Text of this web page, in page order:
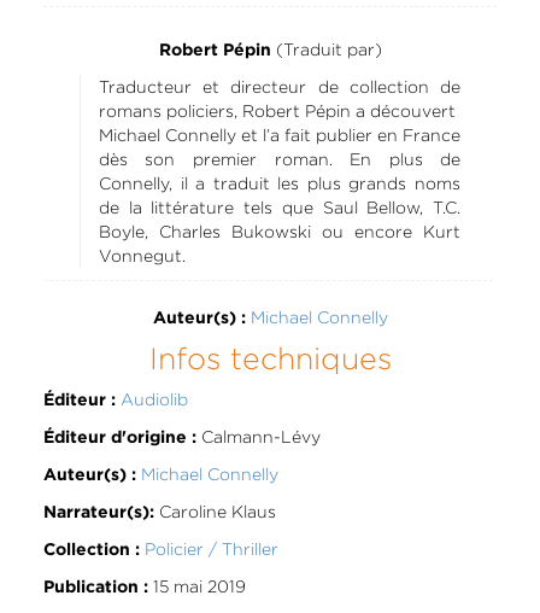
Robert Pépin (Traduit par)
Traducteur et directeur de collection de
romans policiers, Robert Pépin a découvert
Michael Connelly et l’a fait publier en France
dès son premier roman. En plus de
Connelly, il a traduit les plus grands noms
de la littérature tels que Saul Bellow, T.C.
Boyle, Charles Bukowski ou encore Kurt
Vonnegut.
Auteur(s) : Michael Connelly
Infos techniques
Éditeur : Audiolib
Éditeur d'origine :Calmann-Lévy
Auteur(s) : Michael Connelly
Narrateur(s):Caroline Klaus
Collection : Policier / Thriller
Publication :15 mai 2019